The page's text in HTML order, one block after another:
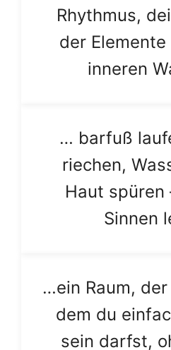
Rhythmus,
der
inneren
… barfuß
riechen,
Haut spüren
Sinnen
…ein Raum,
dem du
sein darfst,